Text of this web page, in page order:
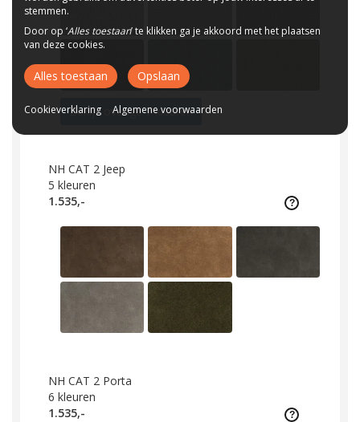
Bekijk overige 7 kleuren
NH CAT 2 Jeep
5 kleuren
1.535,-
NH CAT 2 Porta
6 kleuren
1.535,-
stemmen.
Door op ‘Alles toestaan’ te klikken ga je akkoord met het plaatsen
van deze cookies.
Alles toestaan Opslaan
Cookieverklaring Algemene voorwaarden